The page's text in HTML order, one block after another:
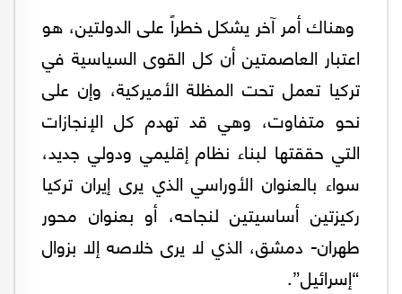
وهناك أمر آخر يشكل خطراً على الدولتين، هو
اعتبار العاصمتين أن كل القوى السياسية في
تركيا تعمل تحت المظلة الأميركية، وإن على
نحو متفاوت، وهي قد تهدم كل الإنجازات
التي حققتها لبناء نظام إقليمي ودولي جديد،
سواء بالعنوان الأوراسي الذي يرى إيران تركيا
ركيزتين أساسيتين لنجاحه، أو بعنوان محور
طهران- دمشق، الذي لا يرى خلاصه إلا بزوال
“إسرائيل”.